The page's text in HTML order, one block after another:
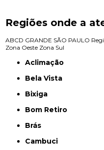
Regiões onde a
ABCD GRANDE SÃO PAULO
Zona Oeste Zona Sul
Aclimação
Bela Vista
Bixiga
Bom Retiro
Brás
Cambuci